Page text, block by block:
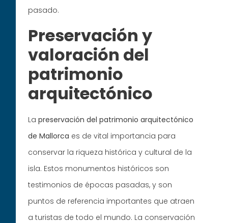
pasado.
Preservación y
valoración del
patrimonio
arquitectónico
Lapreservación del patrimonio arquitectónico
de Mallorca es de vital importancia para
conservar la riqueza histórica y cultural de la
isla. Estos monumentos históricos son
testimonios de épocas pasadas, y son
puntos de referencia importantes que atraen
a turistas de todo el mundo. La conservación